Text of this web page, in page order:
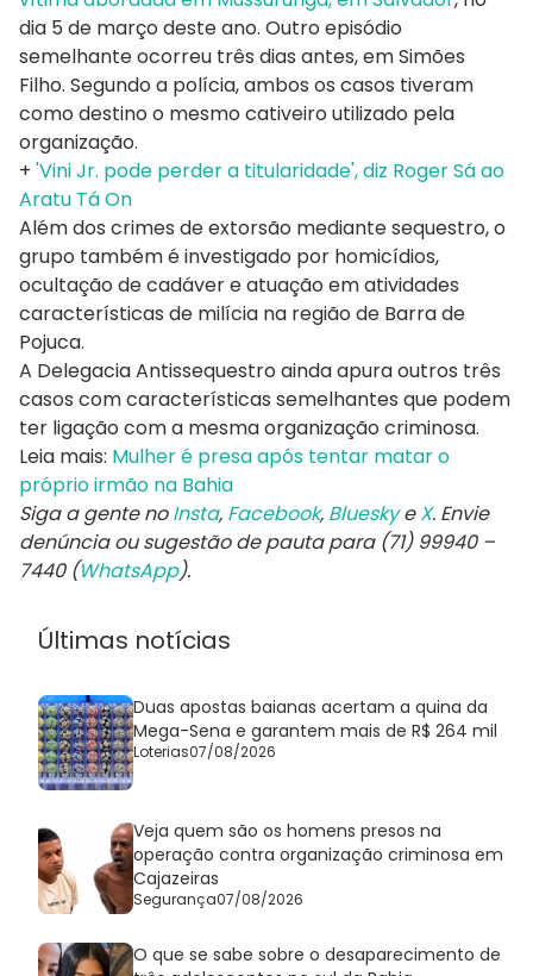
dia 5 de março deste ano. Outro episódio
semelhante ocorreu três dias antes, em Simões
Filho. Segundo a polícia, ambos os casos tiveram
como destino o mesmo cativeiro utilizado pela
organização.
+ 'Vini Jr. pode perder a titularidade', diz Roger Sá ao
Aratu Tá On
Além dos crimes de extorsão mediante sequestro, o
grupo também é investigado por homicídios,
ocultação de cadáver e atuação em atividades
características de milícia na região de Barra de
Pojuca.
A Delegacia Antissequestro ainda apura outros três
casos com características semelhantes que podem
ter ligação com a mesma organização criminosa.
Leia mais: Mulher é presa após tentar matar o
próprio irmão na Bahia
Siga a gente noInsta, Facebook, BlueskyeX. Envie
denúncia ou sugestão de pauta para (71) 99940 –
7440 (WhatsApp).
Últimas notícias
Duas apostas baianas acertam a quina da
Mega-Sena e garantem mais de R$ 264 mil
Loterias07/08/2026
Veja quem são os homens presos na
operação contra organização criminosa em
Cajazeiras
Segurança07/08/2026
O que se sabe sobre o desaparecimento de